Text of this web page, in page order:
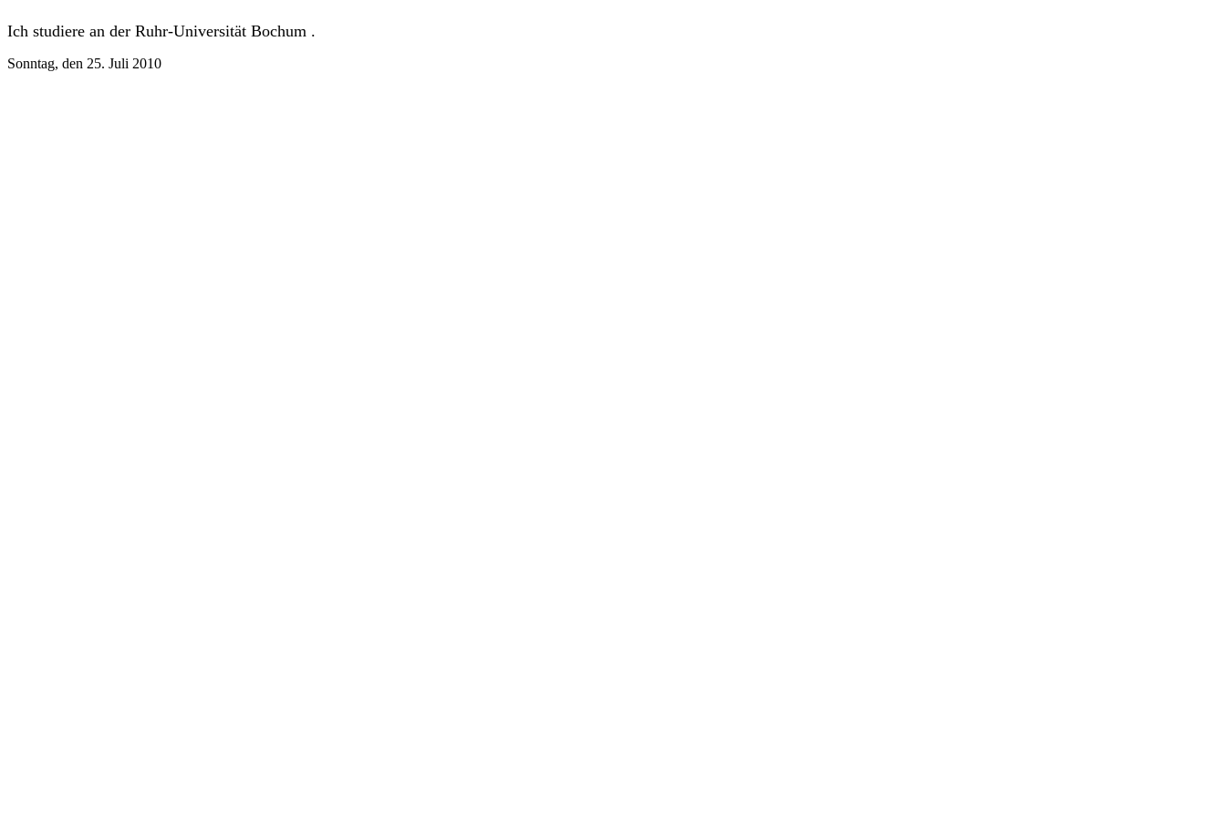
Ich studiere an der Ruhr-Universität Bochum .
Sonntag, den 25. Juli 2010